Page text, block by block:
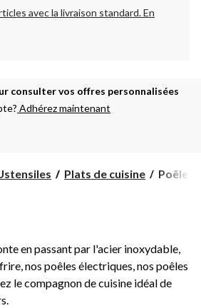
avec la livraison standard.En
consulter vos offres personnalisées
Adhérez maintenant
Plats de cuisine
Poêles
Poêles
en passant par l'acier inoxydable,
nos poêles électriques, nos poêles
le compagnon de cuisine idéal de